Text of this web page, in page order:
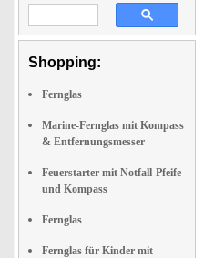
Shopping:
Fernglas
Marine-Fernglas mit Kompass
& Entfernungsmesser
Feuerstarter mit Notfall-Pfeife
und Kompass
Fernglas
Fernglas für Kinder mit